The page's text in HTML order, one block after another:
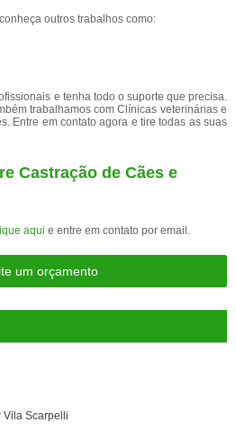
outros trabalhos como:
e tenha todo o suporte que precisa.
trabalhamos com Clínicas veterinárias e
Entre em contato agora e tire todas as suas
Castração de Cães e
aqui e entre em contato por email.
um orçamento
Vila Scarpelli